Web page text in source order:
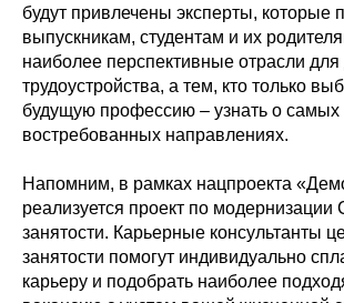
будут привлечены эксперты, которые
выпускникам, студентам и их
наиболее перспективные отрасли
трудоустройства, а тем, кто только
будущую профессию – узнать о самых
востребованных направлениях.
Напомним, в рамках нацпроекта
реализуется проект по
занятости. Карьерные консультанты
занятости помогут индивидуально
карьеру и подобрать наиболее